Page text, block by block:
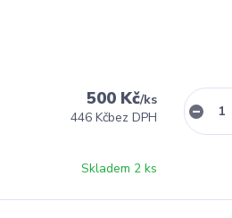
500 Kč/ks
446 Kčbez DPH
Skladem 2 ks